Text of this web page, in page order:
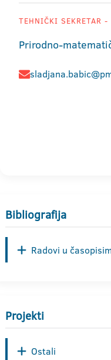
TEHNIČKI SEKRETAR
Prirodno-
Bibliografija
Radovi u
Projekti
Ostali